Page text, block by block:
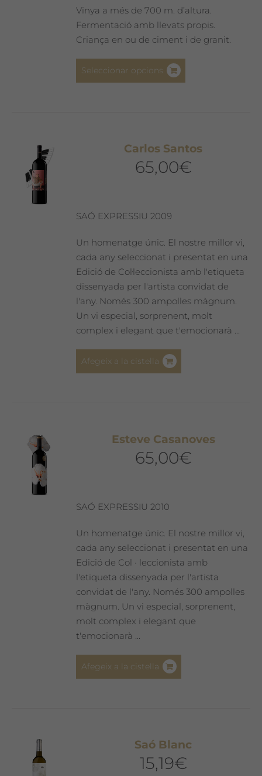
a
la
pàgina
Vinya a més de 700 m. d’altura.
Fermentació amb llevats propis.
Criança en ou de ciment i de granit.
Seleccionar opcions
opcions
pàgina
del
producte
Carlos Santos
65,00€
SAÓ EXPRESSIU 2009
Un homenatge únic. El nostre millor vi,
cada any seleccionat i presentat en una
Edició de Col·leccionista amb l'etiqueta
dissenyada per l'artista convidat de
l'any. Només 300 ampolles màgnum.
Un vi especial, sorprenent, molt
complex i elegant que t'emocionarà ...
Afegeix a la cistella
Esteve Casanoves
65,00€
SAÓ EXPRESSIU 2010
Un homenatge únic. El nostre millor vi,
cada any seleccionat i presentat en una
Edició de Col · leccionista amb
l'etiqueta dissenyada per l'artista
convidat de l'any. Només 300 ampolles
màgnum. Un vi especial, sorprenent,
molt complex i elegant que
t'emocionarà ...
Afegeix a la cistella
Saó Blanc
15,19€